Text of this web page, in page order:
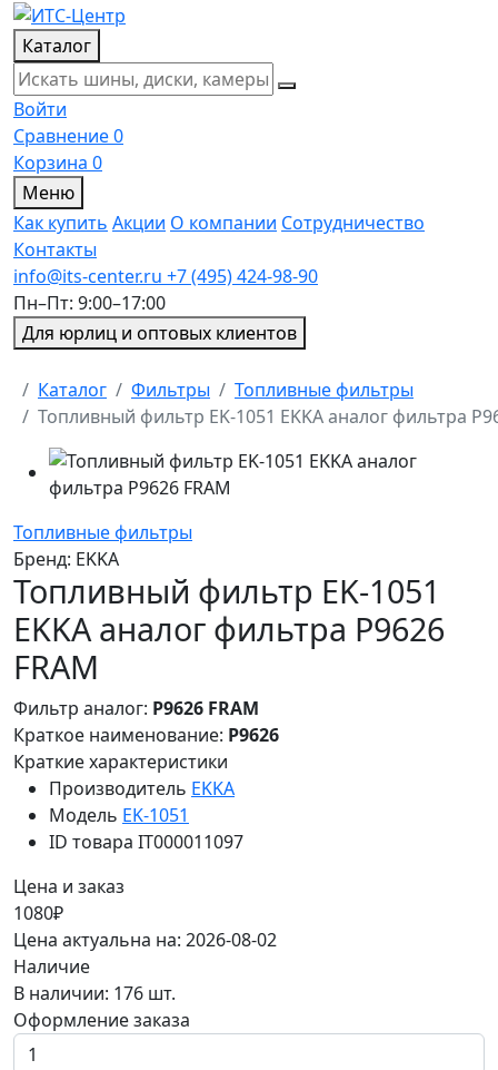
Каталог
Войти
Сравнение0
Корзина 0
Меню
Как купить Акции О компании Сотрудничество
Контакты
info@its-center.ru +7 (495) 424-98-90
Пн–Пт: 9:00–17:00
Для юрлиц и оптовых клиентов
Главная
Каталог Фильтры
Топливные фильтры
Топливный фильтр EK-1051 EKKA аналог фильтра
Топливные фильтры
Бренд: EKKA
Топливный фильтр EK-1051
EKKA аналог фильтра P9626
FRAM
Фильтр аналог: P9626 FRAM
Краткое наименование: P9626
Краткие характеристики
Производитель EKKA
Модель EK-1051
ID товара IT000011097
Цена и заказ
1080₽
Цена актуальна на: 2026-08-02
Наличие
В наличии: 176 шт.
Оформление заказа